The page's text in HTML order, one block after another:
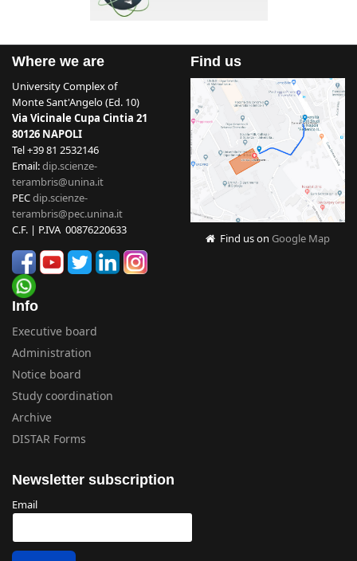
Where we are
University Complex of
Monte Sant'Angelo (Ed. 10)
Via Vicinale Cupa Cintia 21
80126 NAPOLI
Tel +39 81 2532146
Email:dip.scienze-
terambris@unina.it
PECdip.scienze-
terambris@pec.unina.it
C.F. | P.IVA 00876220633
Find us
Find us on Google Map
Info
Executive board
Administration
Notice board
Study coordination
Archive
DISTAR Forms
Newsletter subscription
Email